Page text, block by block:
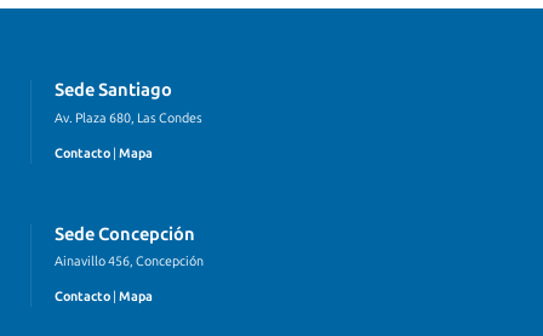
Sede Santiago
Av. Plaza 680, Las Condes
Contacto | Mapa
Sede Concepción
Ainavillo 456, Concepción
Contacto Mapa